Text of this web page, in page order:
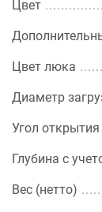
Цвет
Цвет люка
Диаметр
Угол
Глубина с
Вес (нетто)